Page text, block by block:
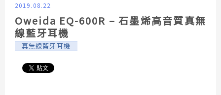
2019.08.22
Oweida EQ-600R – 石墨烯高音質真無
線藍牙耳機
真無線藍牙耳機